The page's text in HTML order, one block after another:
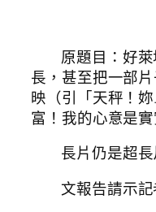
原題目：好
長，甚至把一部
映（引「天秤！
富！我的心意是實
長片仍是超長
文報告請示